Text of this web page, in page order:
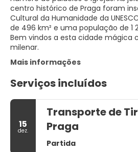
centro histórico de Praga foram
Cultural da Humanidade da
de 496 km² e uma população de 1
Bem vindos a esta cidade mágica
Mais informações
Serviços incluídos
15
dez.
Transporte de
Praga
Partida